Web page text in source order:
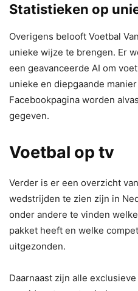
Statistieken op
Overigens belooft Voetbal
unieke wijze te brengen. Er
een geavanceerde AI om
unieke en diepgaande
Facebookpagina worden
gegeven.
Voetbal op tv
Verder is er een overzicht
wedstrijden te zien zijn in
onder andere te vinden
pakket heeft en welke
uitgezonden.
Daarnaast zijn alle